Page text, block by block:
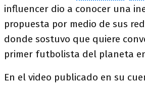
influencer dio a conocer una
propuesta por medio de sus
donde sostuvo que quiere
primer futbolista del planeta
En el video publicado en su